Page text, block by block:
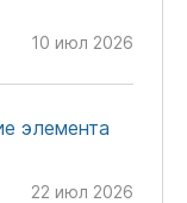
10 июл 2026
элемента
22 июл 2026